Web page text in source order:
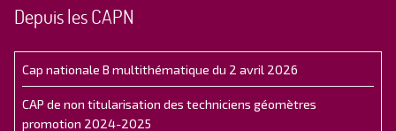
Depuis les CAPN
Cap nationale B multithématique du 2 avril 2026
CAP de non titularisation des techniciens géomètres
promotion 2024-2025